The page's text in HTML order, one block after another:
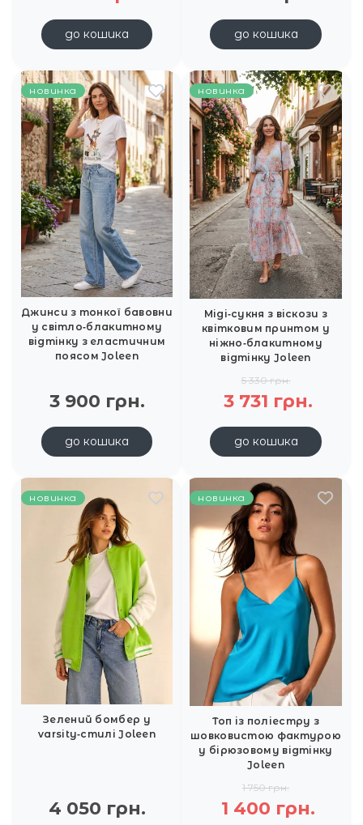
до кошика до кошика
новинка
Джинси з тонкої бавовни
у світло‑блакитному
відтінку з еластичним
поясом Joleen
3 900 грн.
до кошика
новинка
Міді‑сукня з віскози з
квітковим принтом у
ніжно‑блакитному
відтінку Joleen
5 330 грн.
3 731 грн.
до кошика
новинка
Зелений бомбер у
varsity‑стилі Joleen
4 050 грн.
новинка
Топ із поліестру з
шовковистою фактурою
у бірюзовому відтінку
Joleen
1 750 грн.
1 400 грн.